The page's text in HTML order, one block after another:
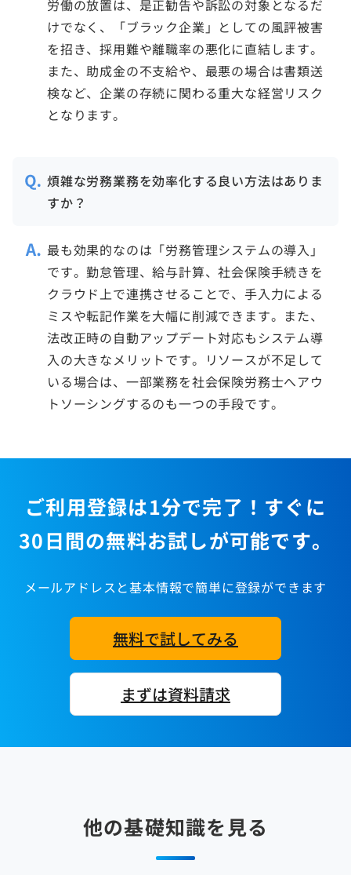
労働の放置は、是正勧告や訴訟の対象となるだ
けでなく、「ブラック企業」としての風評被害
を招き、採用難や離職率の悪化に直結します。
また、助成金の不支給や、最悪の場合は書類送
検など、企業の存続に関わる重大な経営リスク
となります。
煩雑な労務業務を効率化する良い方法はありま
すか？
最も効果的なのは「労務管理システムの導入」
です。勤怠管理、給与計算、社会保険手続きを
クラウド上で連携させることで、手入力による
ミスや転記作業を大幅に削減できます。また、
法改正時の自動アップデート対応もシステム導
入の大きなメリットです。リソースが不足して
いる場合は、一部業務を社会保険労務士へアウ
トソーシングするのも一つの手段です。
ご利用登録は1分で完了！すぐに
30日間の無料お試しが可能です。
メールアドレスと基本情報で簡単に登録ができます
無料で試してみる
まずは資料請求
他の基礎知識を見る